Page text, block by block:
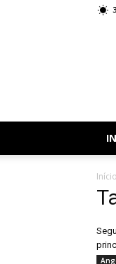
Início